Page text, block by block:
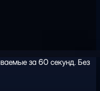
за 60 секунд. Без